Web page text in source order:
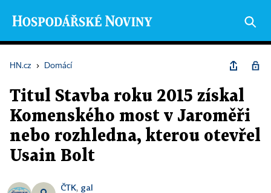
HN.cz › Domácí
Titul Stavba roku 2015 získal
Komenského most v Jaroměři
nebo rozhledna, kterou otevřel
Usain Bolt
ČTK, gal